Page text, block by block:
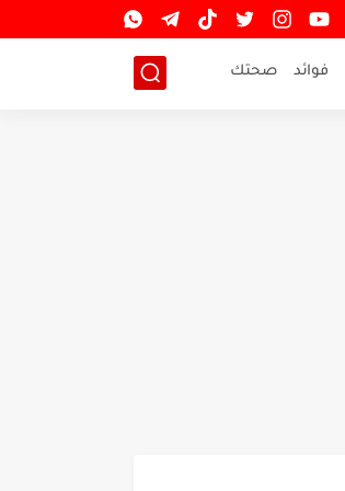
فوائد صحتك